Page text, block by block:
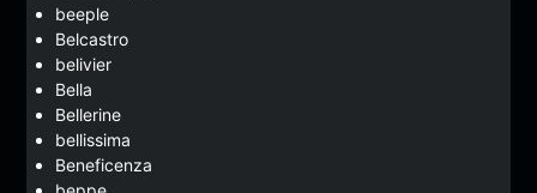
beeple
Belcastro
belivier
Bella
Bellerine
bellissima
Beneficenza